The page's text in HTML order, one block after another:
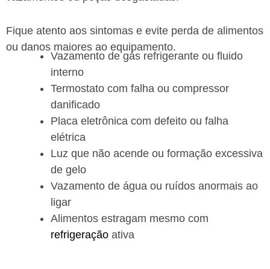
Fique atento aos sintomas e evite perda de alimentos
ou danos maiores ao equipamento.
Vazamento de gás refrigerante ou fluido
interno
Termostato com falha ou compressor
danificado
Placa eletrônica com defeito ou falha
elétrica
Luz que não acende ou formação excessiva
de gelo
Vazamento de água ou ruídos anormais ao
ligar
Alimentos estragam mesmo com
refrigeração ativa